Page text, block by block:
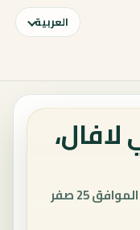
العربية
تاريخ اليوم: السبت، ٨ أغسطس ٢٠٢٦ الموافق 25 صفر